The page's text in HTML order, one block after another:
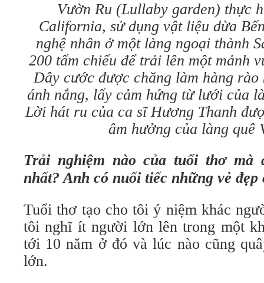
Vườn Ru (Lullaby garden) thực
California, sử dụng vật liệu dừa
nghệ nhân ở một làng ngoại thành
200 tấm chiếu để trải lên một mảnh
Dây cước được chăng làm hàng
ánh nắng, lấy cảm hứng từ lưới của
Lời hát ru của ca sĩ Hương Thanh
âm hưởng của làng quê
Trải nghiệm nào của tuổi thơ mà
nhất? Anh có nuối tiếc những vẻ
Tuổi thơ tạo cho tôi ý niệm khác
tôi nghĩ ít người lớn lên trong một
tới 10 năm ở đó và lúc nào cũng
lớn.